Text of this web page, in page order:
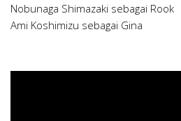
Nobunaga Shimazaki sebagai Rook
Ami Koshimizu sebagai Gina